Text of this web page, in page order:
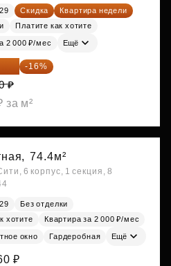
Скидка
Квартира недели
Платите как хотите
2 000 ₽/мес Ещё
₽ -16%
₽
за м²
74.4м²
6 корпус, 1 секция, 8
Без отделки
хотите
Квартира за 2 000 ₽/мес
окно Гардеробная Ещё
₽